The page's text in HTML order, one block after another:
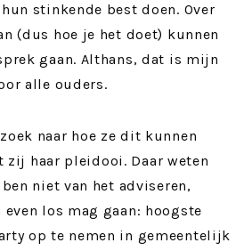
stinkende best doen. Over
(dus hoe je het doet) kunnen
gaan. Althans, dat is mijn
alle ouders.
naar hoe ze dit kunnen
haar pleidooi. Daar weten
niet van het adviseren,
los mag gaan: hoogste
op te nemen in gemeentelijk